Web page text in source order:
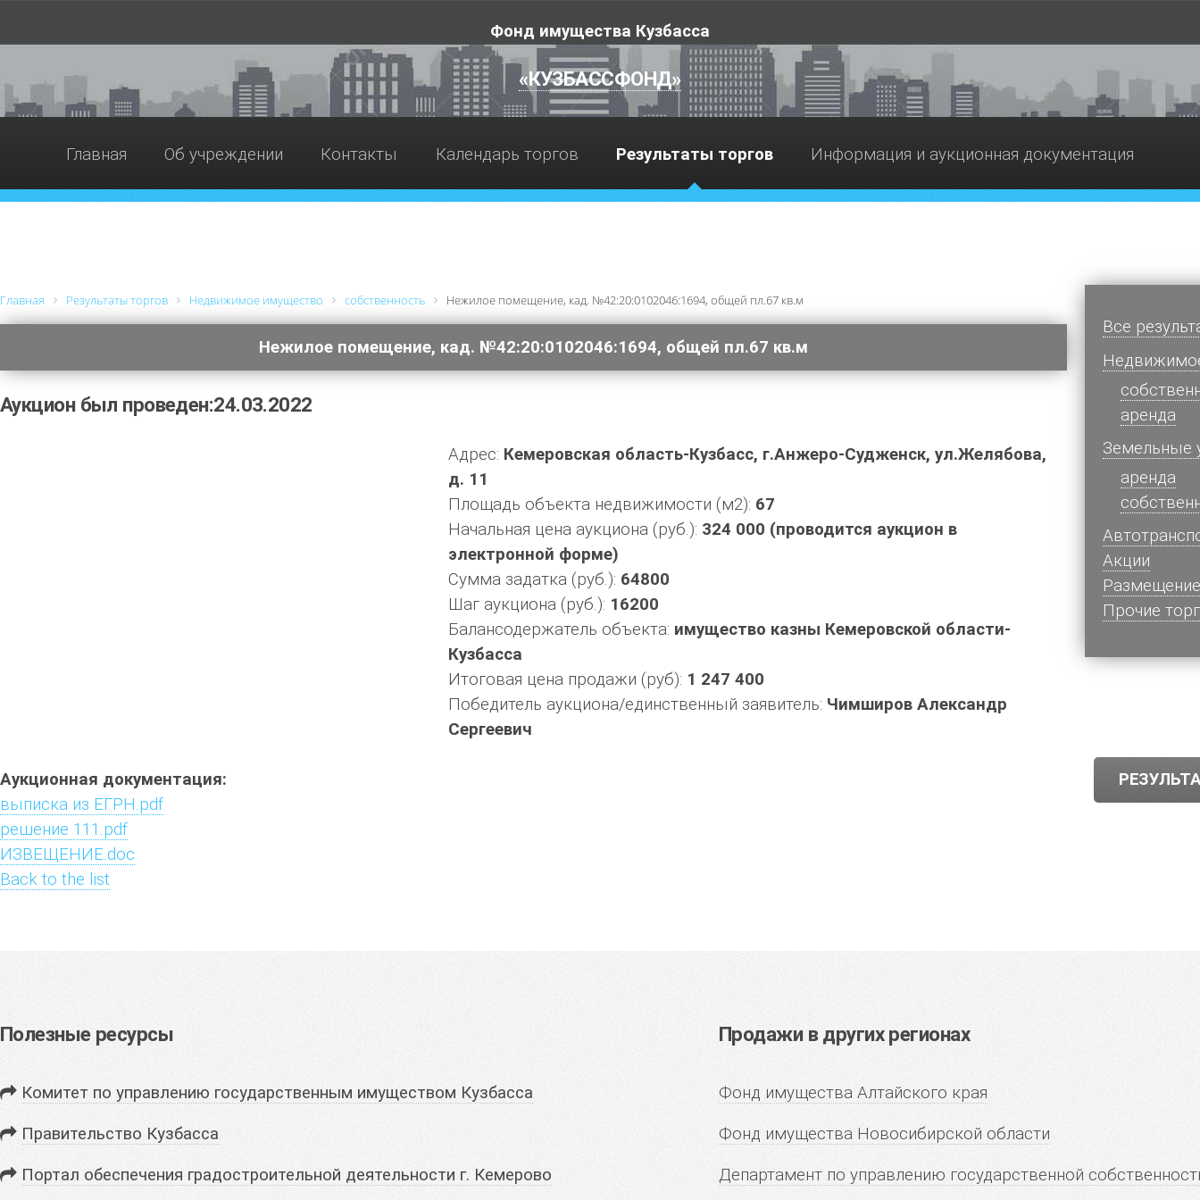
Фонд имущества Кузбасса
«КУЗБАССФОНД»
Главная Об учреждении Контакты Календарь торгов Результаты торгов Информация и аукционная документация
Главная Результаты торгов Недвижимое имущество cобственность Нежилое помещение, кад. №42:20:0102046:1694, общей пл.67 кв.м
Нежилое помещение, кад. №42:20:0102046:1694, общей пл.67 кв.м
Аукцион был проведен:24.03.2022
Адрес: Кемеровская область-Кузбасс, г.Анжеро-Судженск, ул.Желябова,
д. 11
Площадь объекта недвижимости (м2): 67
Начальная цена аукциона (руб.): 324 000 (проводится аукцион в
электронной форме)
Сумма задатка (руб.): 64800
Шаг аукциона (руб.): 16200
Балансодержатель объекта: имущество казны Кемеровской области-
Кузбасса
Итоговая цена продажи (руб): 1 247 400
Победитель аукциона/единственный заявитель: Чимширов Александр
Сергеевич
Аукционная документация:
выписка из ЕГРН.pdf
решение 111.pdf
ИЗВЕЩЕНИЕ.doc
Back to the list
Все
аренда
Земельные
аренда
Акции
Прочие
Полезные ресурсы
Комитет по управлению государственным имуществом Кузбасса
Правительство Кузбасса
Портал обеспечения градостроительной деятельности г. Кемерово
Продажи в других регионах
Фонд имущества Алтайского края
Фонд имущества Новосибирской области
Департамент по управлению государственной